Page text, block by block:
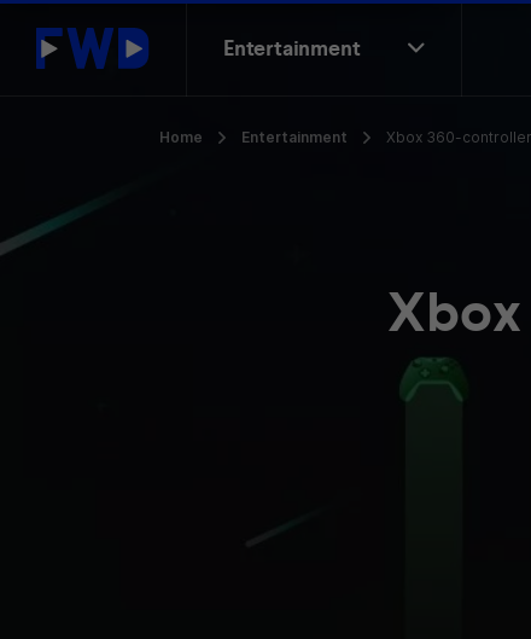
Entertainment
Home Entertainment Xbox 360-